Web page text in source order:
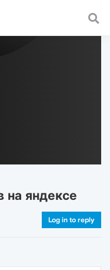
a fast and
на яндексе
Log in to reply